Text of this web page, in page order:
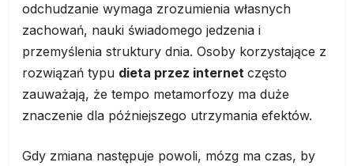
odchudzanie wymaga zrozumienia własnych
zachowań, nauki świadomego jedzenia i
przemyślenia struktury dnia. Osoby korzystające z
rozwiązań typu dieta przez internet często
zauważają, że tempo metamorfozy ma duże
znaczenie dla późniejszego utrzymania efektów.
Gdy zmiana następuje powoli, mózg ma czas, by